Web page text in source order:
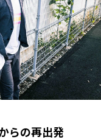
出発